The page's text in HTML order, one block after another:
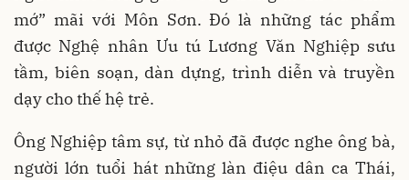
mớ” mãi với Môn Sơn. Đó là những tác phẩm
được Nghệ nhân Ưu tú Lương Văn Nghiệp sưu
tầm, biên soạn, dàn dựng, trình diễn và truyền
dạy cho thế hệ trẻ.
Ông Nghiệp tâm sự, từ nhỏ đã được nghe ông bà,
người lớn tuổi hát những làn điệu dân ca Thái,